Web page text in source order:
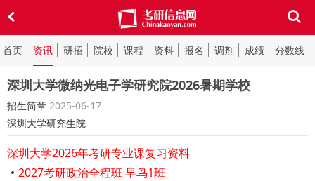
首页 资讯 研招 院校 课程 资料 报名 调剂 成绩 分数线
深圳大学微纳光电子学研究院2026暑期学校
招生简章 2025-06-17
深圳大学研究生院
深圳大学2026年考研专业课复习资料
2027考研政治全程班 早鸟1班